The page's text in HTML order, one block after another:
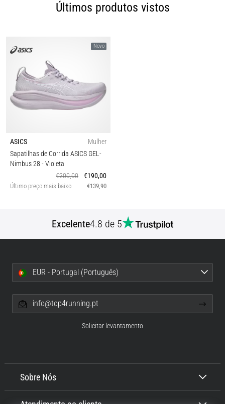
Últimos produtos vistos
Novo
ASICS
Mulher
Sapatilhas de Corrida ASICS GEL-
Nimbus 28 - Violeta
€200,00
€190,00
Último preço mais baixo €139,90
Excelente4.8 de 5
Sobre Nós
EUR - Portugal (Português)
info@top4running.pt
Solicitar levantamento